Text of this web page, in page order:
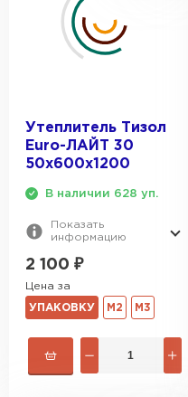
Утеплитель Тизол
Euro-ЛАЙТ 30
50х600х1200
В наличии 628 уп.
Показать
информацию
2 100 ₽
Цена за
УПАКОВКУ М2 М3